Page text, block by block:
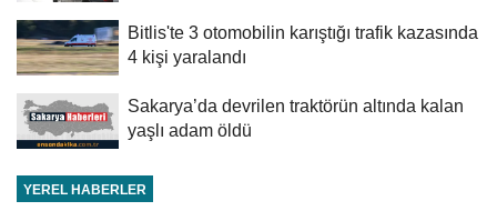
Bitlis'te 3 otomobilin karıştığı trafik kazasında
4 kişi yaralandı
Sakarya’da devrilen traktörün altında kalan
yaşlı adam öldü
YEREL HABERLER